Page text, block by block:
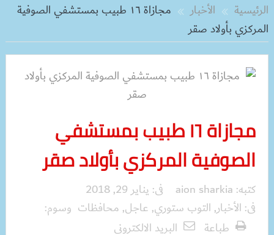
الرئيسية الأخبار
مجازاة ١٦ طبيب بمستشفي الصوفية
المركزي بأولاد صقر
مجازاة ١٦ طبيب بمستشفي
الصوفية المركزي بأولاد صقر
كتبه: aion sharkia فى: يناير 29, 2018
فى: الأخبار, التوب ستوري, عاجل, محافظات وسوم:
طباعة
البريد الالكترونى